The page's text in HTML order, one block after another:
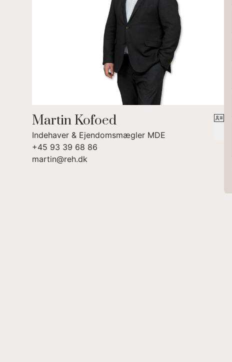
Martin Kofoed
Indehaver & Ejendomsmægler MDE
+45 93 39 68 86
martin@reh.dk